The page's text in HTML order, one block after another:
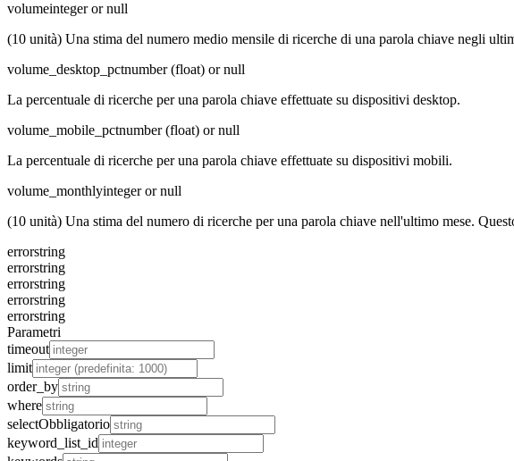
volumeinteger or null
(10 unità) Una stima del numero medio mensile di ricerche di una parola chiave negli
volume_desktop_pctnumber (float) or null
La percentuale di ricerche per una parola chiave effettuate su dispositivi desktop.
volume_mobile_pctnumber (float) or null
La percentuale di ricerche per una parola chiave effettuate su dispositivi mobili.
volume_monthlyinteger or null
(10 unità) Una stima del numero di ricerche per una parola chiave nell'ultimo mese.
errorstring
errorstring
errorstring
errorstring
errorstring
Parametri
timeout
limit
order_by
where
selectObbligatorio
keyword_list_id